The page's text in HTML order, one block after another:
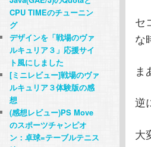
セ
な
ま
逆
大
CPU TIMEのチューニン
グ
デザインを「戦場のヴァ
ルキュリア３」応援サイ
ト風にしました
[ミニレビュー]戦場のヴァ
ルキュリア３体験版の感
想
(感想レビュー)PS Move
のスポーツチャンピオ
ン：卓球=テーブルテニス